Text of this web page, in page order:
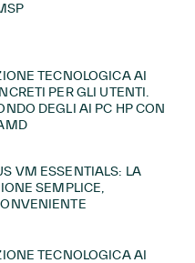
TECNOLOGICA AI
PER GLI UTENTI.
DEGLI AI PC HP CON
VM ESSENTIALS: LA
SEMPLICE,
TECNOLOGICA AI